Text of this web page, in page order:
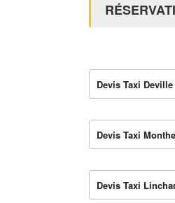
Devis Taxi Deville
Devis Taxi
Devis Taxi